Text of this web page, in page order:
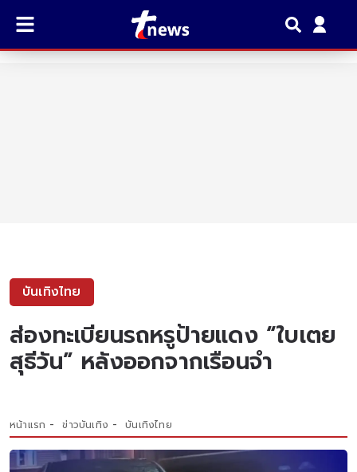
บันเทิงไทย
ส่องทะเบียนรถหรูป้ายแดง “ใบเตย
สุธีวัน” หลังออกจากเรือนจำ
หน้าแรก ข่าวบันเทิง บันเทิงไทย